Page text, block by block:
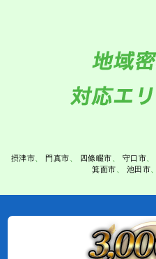
摂津市 門真市 四條畷市 守口市
箕面市
池田市